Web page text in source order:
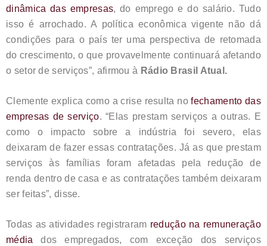
dinâmica das empresas, do emprego e do salário. Tudo
isso é arrochado. A política econômica vigente não dá
condições para o país ter uma perspectiva de retomada
do crescimento, o que provavelmente continuará afetando
o setor de serviços”, afirmou à Rádio Brasil Atual.
Clemente explica como a crise resulta nofechamento das
empresas de serviço. “Elas prestam serviços a outras. E
como o impacto sobre a indústria foi severo, elas
deixaram de fazer essas contratações. Já as que prestam
serviços às famílias foram afetadas pela redução de
renda dentro de casa e as contratações também deixaram
ser feitas”, disse.
Todas as atividades registraram redução na remuneração
média dos empregados, com exceção dos serviços